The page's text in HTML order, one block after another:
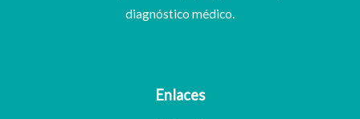
diagnóstico médico.
Enlaces